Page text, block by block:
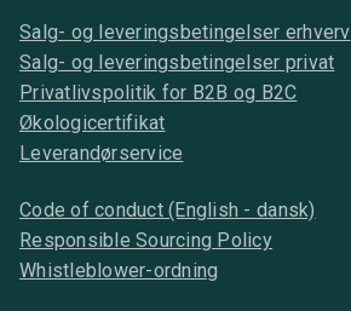
Salg- og leveringsbetingelser erhverv
Salg- og leveringsbetingelser privat
Privatlivspolitik for B2B og B2C
Økologicertifikat
Leverandørservice
Code of conduct (English - dansk)
Responsible Sourcing Policy
Whistleblower-ordning